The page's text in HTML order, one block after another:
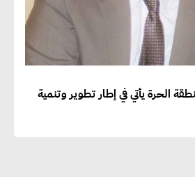
الحرة يأتي في إطار تطوير وتنمية